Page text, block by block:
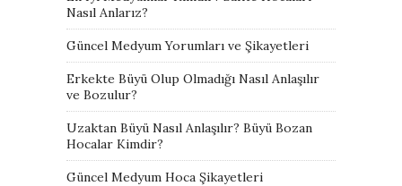
Nasıl Anlarız?
Güncel Medyum Yorumları ve Şikayetleri
Erkekte Büyü Olup Olmadığı Nasıl Anlaşılır
ve Bozulur?
Uzaktan Büyü Nasıl Anlaşılır? Büyü Bozan
Hocalar Kimdir?
Güncel Medyum Hoca Şikayetleri